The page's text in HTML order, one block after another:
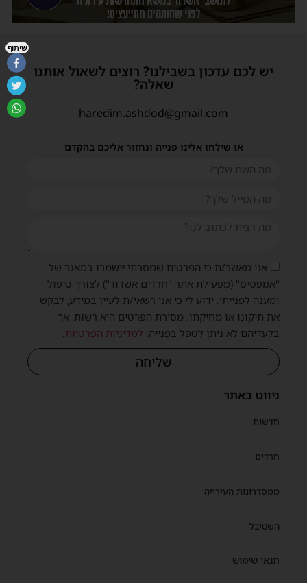
ניווט באתר
חדשות
חרדים
ממסדרונות העירייה
השטיבל
תנאי שימוש
יש לכם עדכון בשבילנו? רוצים לשאול אותנו
שאלה?
haredim.ashdod@gmail.com
או שילחו אלינו פנייה ונחזור אליכם בהקדם
אני מאשר/ת כי הפרטים שמסרתי יישמרו במאגר של
"אמפסיס" (מפעילת אתר "חרדים אשדוד") לצורך טיפול
ומענה לפנייתי. ידוע לי כי אני רשאי/ת לעיין במידע, לבקש
את תיקונו או מחיקתו. מסירת הפרטים היא רשות, אך
בלעדיהם לא ניתן לטפל בפנייה. למדיניות הפרטיות.
שליחה
שיתוף